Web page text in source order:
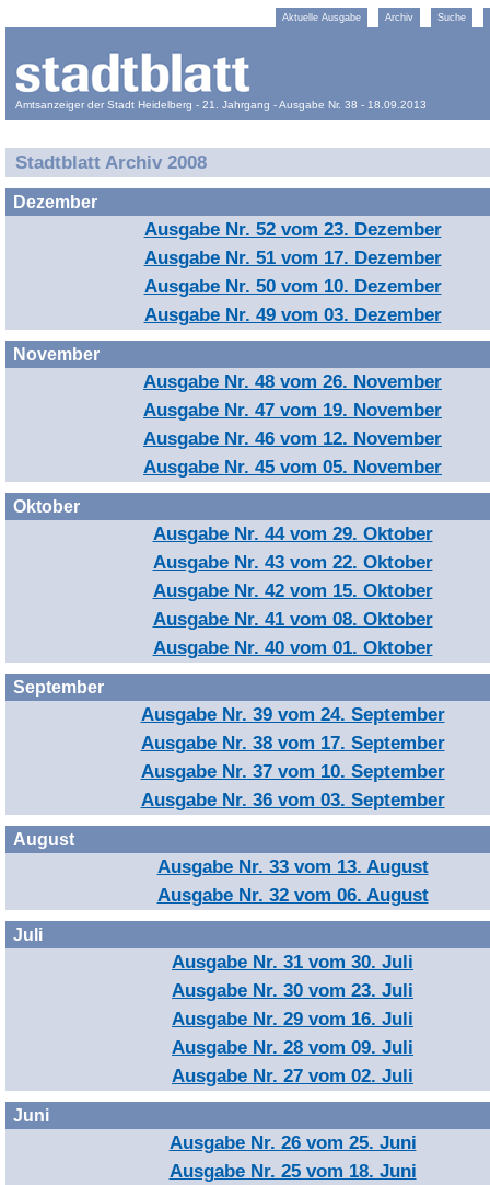
Aktuelle Ausgabe Archiv Suche
Amtsanzeiger der Stadt Heidelberg - 21. Jahrgang - Ausgabe Nr. 38 - 18.09.2013
Stadtblatt Archiv 2008
Dezember
Ausgabe Nr. 52 vom 23. Dezember
Ausgabe Nr. 51 vom 17. Dezember
Ausgabe Nr. 50 vom 10. Dezember
Ausgabe Nr. 49 vom 03. Dezember
November
Ausgabe Nr. 48 vom 26. November
Ausgabe Nr. 47 vom 19. November
Ausgabe Nr. 46 vom 12. November
Ausgabe Nr. 45 vom 05. November
Oktober
Ausgabe Nr. 44 vom 29. Oktober
Ausgabe Nr. 43 vom 22. Oktober
Ausgabe Nr. 42 vom 15. Oktober
Ausgabe Nr. 41 vom 08. Oktober
Ausgabe Nr. 40 vom 01. Oktober
September
Ausgabe Nr. 39 vom 24. September
Ausgabe Nr. 38 vom 17. September
Ausgabe Nr. 37 vom 10. September
Ausgabe Nr. 36 vom 03. September
August
Ausgabe Nr. 33 vom 13. August
Ausgabe Nr. 32 vom 06. August
Juli
Ausgabe Nr. 31 vom 30. Juli
Ausgabe Nr. 30 vom 23. Juli
Ausgabe Nr. 29 vom 16. Juli
Ausgabe Nr. 28 vom 09. Juli
Ausgabe Nr. 27 vom 02. Juli
Juni
Ausgabe Nr. 26 vom 25. Juni
Ausgabe Nr. 25 vom 18. Juni